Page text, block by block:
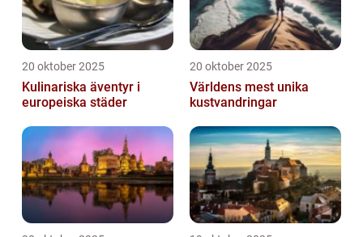
20 oktober 2025
Kulinariska äventyr i
europeiska städer
20 oktober 2025
Världens mest unika
kustvandringar